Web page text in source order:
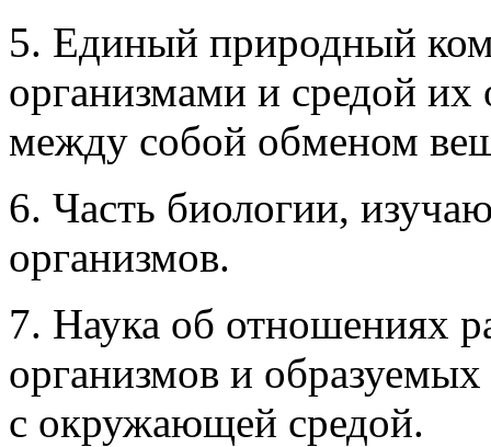
5. Единый природный
организмами и средой их
между собой обменом
6. Часть биологии,
организмов.
7. Наука об отношениях
организмов и
с окружающей средой.